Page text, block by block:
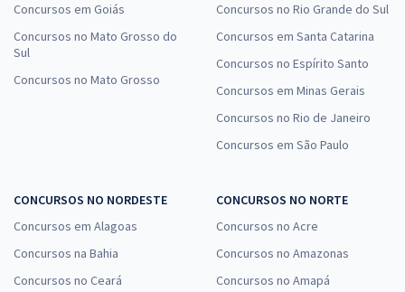
Concursos em Goiás
Concursos no Mato Grosso do
Sul
Concursos no Mato Grosso
Concursos no Rio Grande do Sul
Concursos em Santa Catarina
Concursos no Espírito Santo
Concursos em Minas Gerais
Concursos no Rio de Janeiro
Concursos em São Paulo
CONCURSOS NO NORDESTE
Concursos em Alagoas
Concursos na Bahia
Concursos no Ceará
CONCURSOS NO NORTE
Concursos no Acre
Concursos no Amazonas
Concursos no Amapá